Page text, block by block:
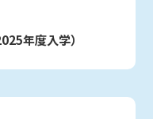
年度入学）